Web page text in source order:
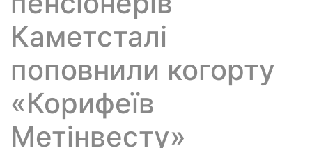
Каметсталі
поповнили когорту
«Корифеїв
Метінвесту»